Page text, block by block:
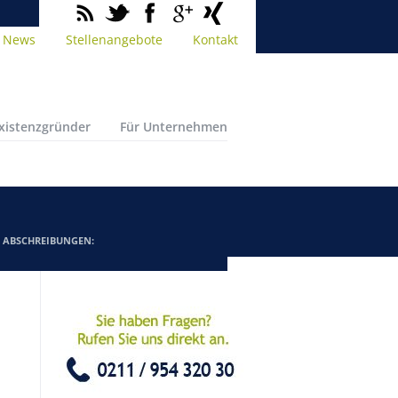
News Stellenangebote Kontakt
Für Unternehmen
ABSCHREIBUNGEN: